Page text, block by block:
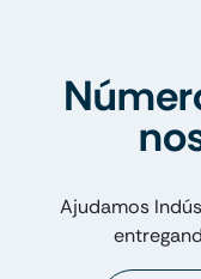
Ajudamos